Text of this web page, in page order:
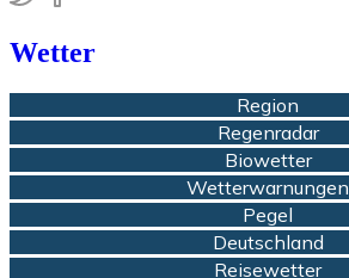
Wetter
Region
Regenradar
Biowetter
Wetterwarnungen
Pegel
Deutschland
Reisewetter